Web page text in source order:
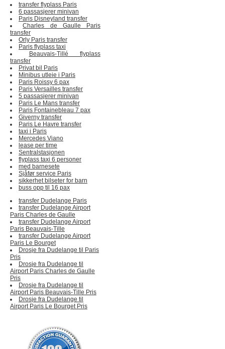
transfer flyplass Paris
6 passasjerer minivan
Paris Disneyland transfer
Charles de Gaulle Paris
transfer
Orly Paris transfer
Paris flyplass taxi
Beauvais-Tillé flyplass
transfer
Privat bil Paris
Minibus utleie i Paris
Paris Roissy 6 pax
Paris Versailles transfer
5 passasjerer minivan
Paris Le Mans transfer
Paris Fontainebleau 7 pax
Giverny transfer
Paris Le Havre transfer
taxi i Paris
Mercedes Viano
lease per time
Sentralstasjonen
flyplass taxi 6 personer
med barnesete
Sjåfør service Paris
sikkerhet bilseter for barn
buss opp til 16 pax
transfer Dudelange Paris
transfer Dudelange Airport
Paris Charles de Gaulle
transfer Dudelange Airport
Paris Beauvais-Tille
transfer Dudelange Airport
Paris Le Bourget
Drosje fra Dudelange til Paris
Pris
Drosje fra Dudelange til
Airport Paris Charles de Gaulle
Pris
Drosje fra Dudelange til
Airport Paris Beauvais-Tille Pris
Drosje fra Dudelange til
Airport Paris Le Bourget Pris